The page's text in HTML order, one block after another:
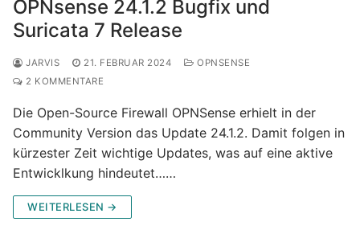
OPNsense 24.1.2 Bugfix und
Suricata 7 Release
JARVIS 21. FEBRUAR 2024
OPNSENSE
2 KOMMENTARE
Die Open-Source Firewall OPNSense erhielt in der
Community Version das Update 24.1.2. Damit folgen in
kürzester Zeit wichtige Updates, was auf eine aktive
Entwicklkung hindeutet……
WEITERLESEN →